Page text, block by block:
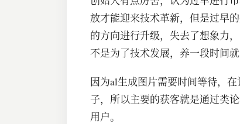
放才能迎来技术革新，但是过早
的方向进行升级，失去了想象力
不是为了技术发展，养一段时间
因为al生成图片需要时间等待，
子，所以主要的获客就是通过类
用户。